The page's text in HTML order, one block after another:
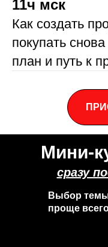
11ч мск
Как создать
покупать
план и путь к
Мини-
сразу
Выбор темы
проще